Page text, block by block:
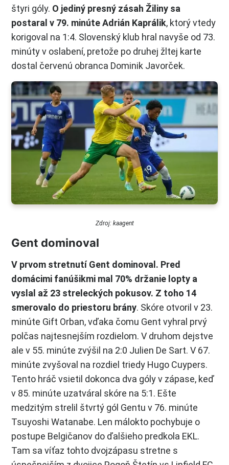
štyri góly. O jediný presný zásah Žiliny sa
postaral v 79. minúte Adrián Kaprálik, ktorý vtedy
korigoval na 1:4. Slovenský klub hral navyše od 73.
minúty v oslabení, pretože po druhej žltej karte
dostal červenú obranca Dominik Javorček.
Zdroj: kaagent
Gent dominoval
V prvom stretnutí Gent dominoval. Pred
domácimi fanúšikmi mal 70% držanie lopty a
vyslal až 23 streleckých pokusov. Z toho 14
smerovalo do priestoru brány. Skóre otvoril v 23.
minúte Gift Orban, vďaka čomu Gent vyhral prvý
polčas najtesnejším rozdielom. V druhom dejstve
ale v 55. minúte zvýšil na 2:0 Julien De Sart. V 67.
minúte zvyšoval na rozdiel triedy Hugo Cuypers.
Tento hráč vsietil dokonca dva góly v zápase, keď
v 85. minúte uzatváral skóre na 5:1. Ešte
medzitým strelil štvrtý gól Gentu v 76. minúte
Tsuyoshi Watanabe. Len málokto pochybuje o
postupe Belgičanov do ďalšieho predkola EKL.
Tam sa víťaz tohto dvojzápasu stretne s